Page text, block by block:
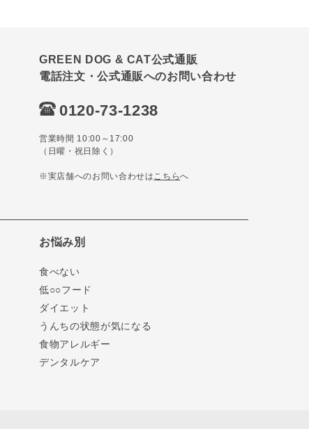
GREEN DOG & CAT公式通販
電話注文・公式通販へのお問い合わせ
0120-73-1238
営業時間 10:00～17:00
（日曜・祝日除く）
※実店舗へのお問い合わせはこちらへ
お悩み別
食べない
低○○フード
ダイエット
うんちの状態が気になる
食物アレルギー
デンタルケア